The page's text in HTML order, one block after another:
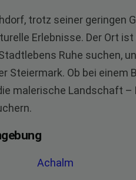
trotz seiner geringen
Erlebnisse. Der Ort
Ruhe suchen,
Steiermark. Ob bei einem
malerische Landschaft
Achalm